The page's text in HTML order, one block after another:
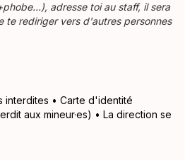
adresse toi au staff, il sera
te rediriger vers d'autres personnes
interdites • Carte d'identité
aux mineur·es) • La direction se